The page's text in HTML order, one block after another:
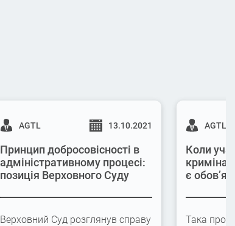
AGTL 13.10.2021
Принцип добросовісності в
адміністративному процесі:
позиція Верховного Суду
Верховний Суд розглянув справу
AGTL
Коли
є
Така